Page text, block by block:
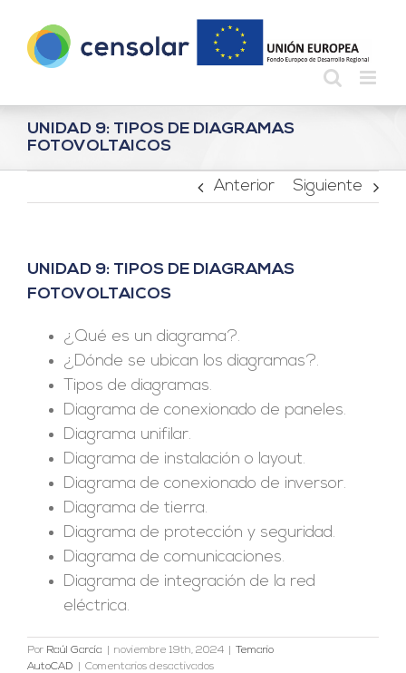
contenido
UNIDAD 9: TIPOS DE DIAGRAMAS
FOTOVOLTAICOS
Anterior Siguiente
UNIDAD 9: TIPOS DE DIAGRAMAS
FOTOVOLTAICOS
¿Qué es un diagrama?.
¿Dónde se ubican los diagramas?.
Tipos de diagramas.
Diagrama de conexionado de paneles.
Diagrama unifilar.
Diagrama de instalación o layout.
Diagrama de conexionado de inversor.
Diagrama de tierra.
Diagrama de protección y seguridad.
Diagrama de comunicaciones.
Diagrama de integración de la red
eléctrica.
Por Raúl García noviembre 19th, 2024
Temario
AutoCAD
Comentarios desactivadosen